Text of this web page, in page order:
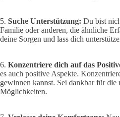
5. Suche Unterstützung: Du bist
Familie oder anderen, die ähnliche
deine Sorgen und lass dich
6. Konzentriere dich auf das
es auch positive Aspekte.
gewinnen kannst. Sei dankbar für die
Möglichkeiten.